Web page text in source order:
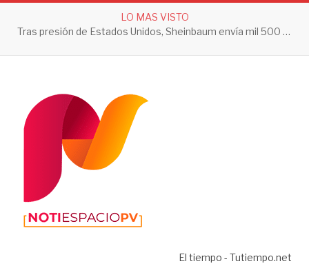
LO MAS VISTO
Tras presión de Estados Unidos, Sheinbaum envía mil 500 soldados a Michoacán
El tiempo - Tutiempo.net